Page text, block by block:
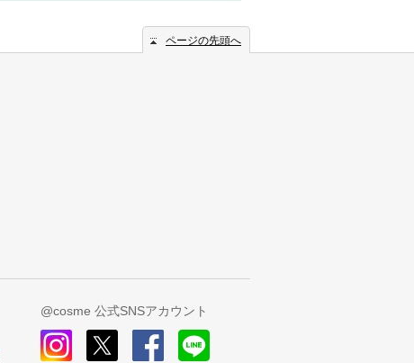
ページの先頭へ
@cosme 公式SNSアカウント